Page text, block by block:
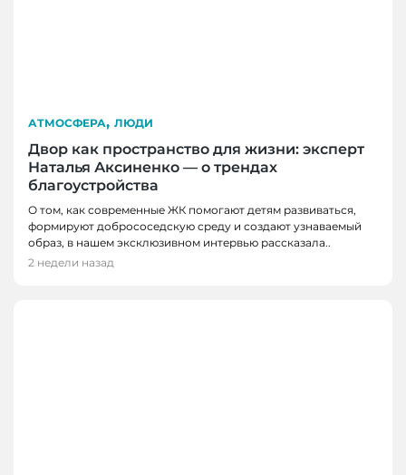
АТМОСФЕРА, ЛЮДИ
Двор как пространство для жизни: эксперт
Наталья Аксиненко — о трендах
благоустройства
О том, как современные ЖК помогают детям развиваться,
формируют добрососедскую среду и создают узнаваемый
образ, в нашем эксклюзивном интервью рассказала..
2 недели назад